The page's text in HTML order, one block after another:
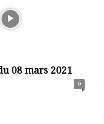
08 mars 2021
0